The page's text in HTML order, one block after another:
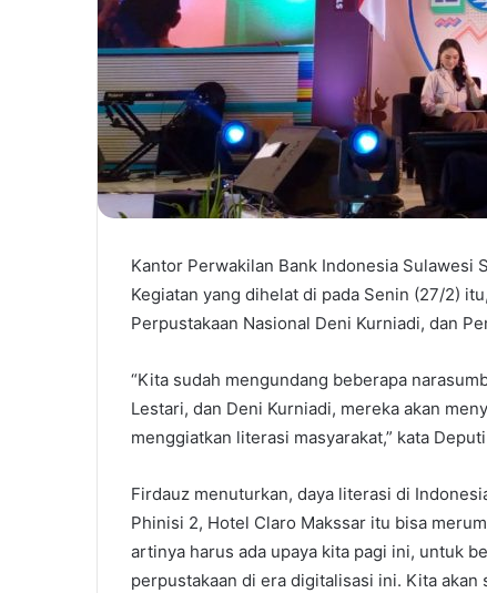
Kantor Perwakilan Bank Indonesia Sulawesi
Kegiatan yang dihelat di pada Senin (27/2)
Perpustakaan Nasional Deni Kurniadi, dan
“Kita sudah mengundang beberapa
Lestari, dan Deni Kurniadi, mereka akan
menggiatkan literasi masyarakat,” kata
Firdauz menuturkan, daya literasi di
Phinisi 2, Hotel Claro Makssar itu bisa
artinya harus ada upaya kita pagi ini, untuk
perpustakaan di era digitalisasi ini. Kita